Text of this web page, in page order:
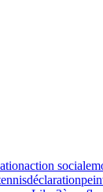
action sociale
déclaration